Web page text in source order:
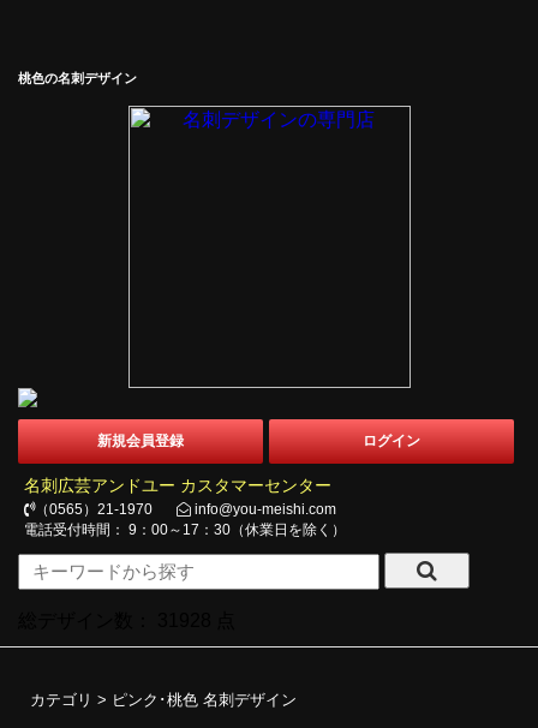
桃色の名刺デザイン
新規会員登録 ログイン
名刺広芸アンドユー カスタマーセンター
（0565）21-1970
info@you-meishi.com
電話受付時間： 9：00～17：30（休業日を除く）
カテゴリ > ピンク･桃色 名刺デザイン